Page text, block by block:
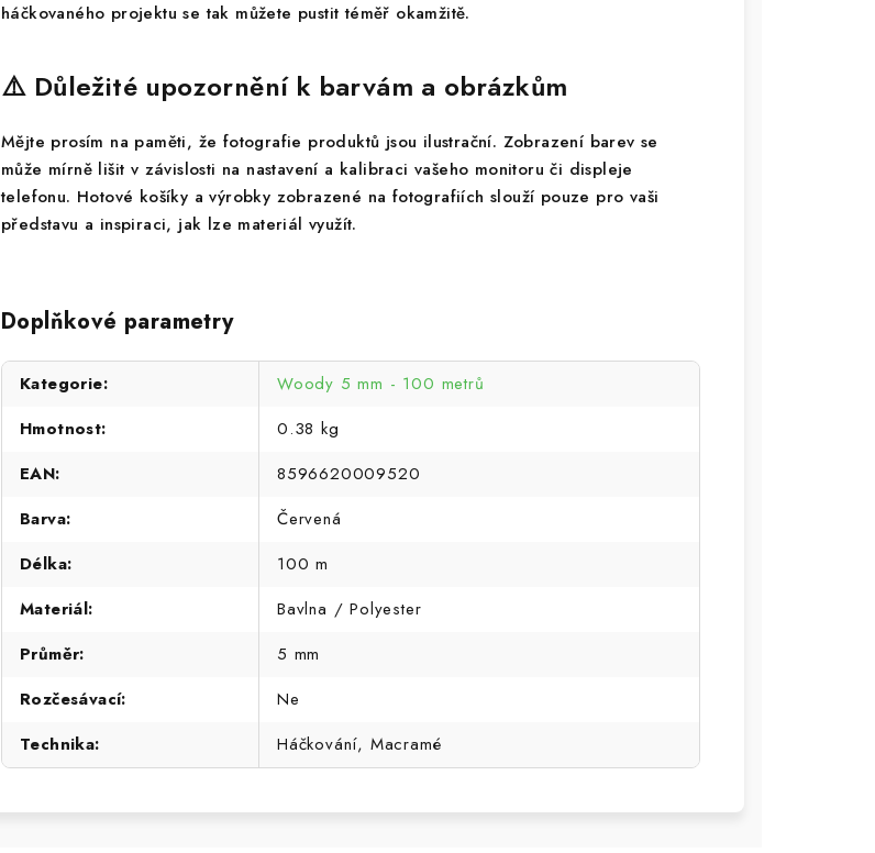
háčkovaného projektu se tak můžete pustit téměř okamžitě.
⚠️ Důležité upozornění k barvám a obrázkům
Mějte prosím na paměti, že fotografie produktů jsou ilustrační. Zobrazení barev se
může mírně lišit v závislosti na nastavení a kalibraci vašeho monitoru či displeje
telefonu. Hotové košíky a výrobky zobrazené na fotografiích slouží pouze pro vaši
představu a inspiraci, jak lze materiál využít.
Doplňkové parametry
Kategorie:
Woody 5 mm - 100 metrů
Hmotnost:
0.38 kg
EAN:
8596620009520
Barva:
Červená
Délka:
100 m
Materiál:
Bavlna / Polyester
Průměr:
5 mm
Rozčesávací:
Ne
Technika: Háčkování, Macramé